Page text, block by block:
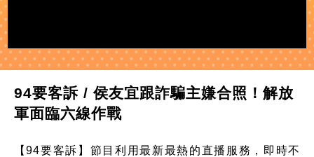
94要客訴 / 侯友宜跟詐騙主嫌合照！解放
軍面臨六線作戰
【94要客訴】節目利用最新最熱的直播服務，即時不